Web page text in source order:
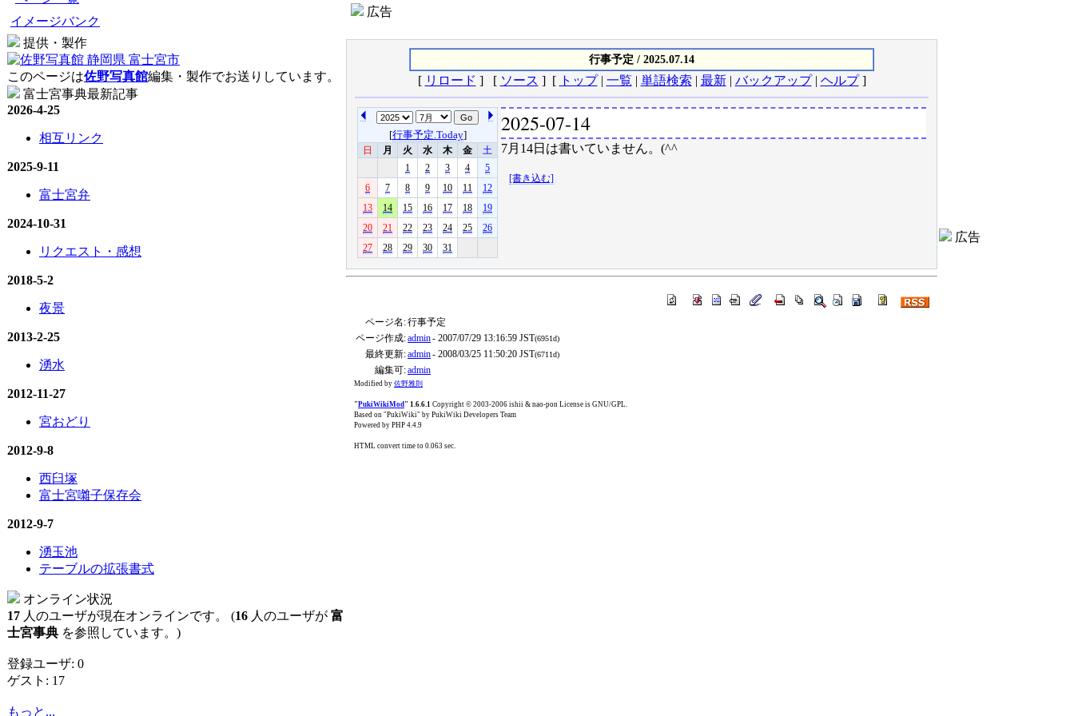
イメージバンク
提供・製作
このページは佐野写真館編集・製作でお送りしています。
富士宮事典最新記事
2026-4-25
相互リンク
2025-9-11
富士宮弁
2024-10-31
リクエスト・感想
2018-5-2
夜景
2013-2-25
湧水
2012-11-27
宮おどり
2012-9-8
西臼塚
富士宮囃子保存会
2012-9-7
湧玉池
テーブルの拡張書式
オンライン状況
17 人のユーザが現在オンラインです。 (16 人のユーザが 富
士宮事典 を参照しています。)
登録ユーザ: 0
ゲスト: 17
もっと...
広告
行事予定 / 2025.07.14
[ リロード ] [ ソース ] [ トップ| 一覧 | 単語検索 | 最新| バックアップ| ヘルプ]
[行事予定.Today]
日 月 火 水 木 金
土
1
2 3 4
5
6
7 8 9 10 11
12
13
14 15 16 17 18
19
20
21 22 23 24 25
26
27
28 29 30 31
2025-07-14
7月14日は書いていません。(^^ゞ
[書き込む]
ページ名:行事予定
ページ作成:admin- 2007/07/29 13:16:59 JST(6951d)
最終更新:admin- 2008/03/25 11:50:20 JST(6711d)
編集可:admin
Modified by 佐野雅則
"PukiWikiMod" 1.6.6.1 Copyright © 2003-2006 ishii & nao-pon License is GNU/GPL.
Based on "PukiWiki" by PukiWiki Developers Team
Powered by PHP 4.4.9
HTML convert time to 0.063 sec.
広告